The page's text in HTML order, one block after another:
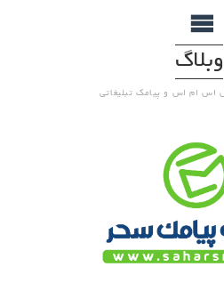
وبلاگ
ام اس و پیامک تبلیغاتی